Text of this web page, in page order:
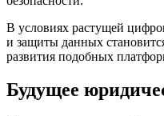
В условиях растущей
и защиты данных
развития подобных
Будущее